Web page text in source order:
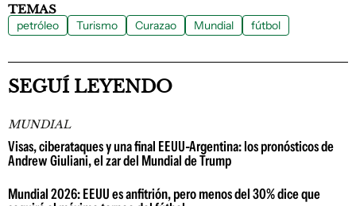
TEMAS
petróleo Turismo Curazao Mundial fútbol
SEGUÍ LEYENDO
MUNDIAL
Visas, ciberataques y una final EEUU-Argentina: los pronósticos de
Andrew Giuliani, el zar del Mundial de Trump
Mundial 2026: EEUU es anfitrión, pero menos del 30% dice que